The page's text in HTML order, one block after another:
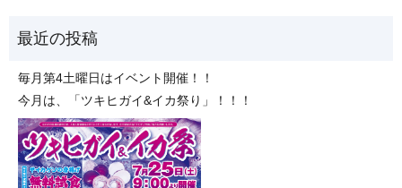
毎月第4土曜日はイベント開催！！
今月は、「ツキヒガイ&イカ祭り」！！！